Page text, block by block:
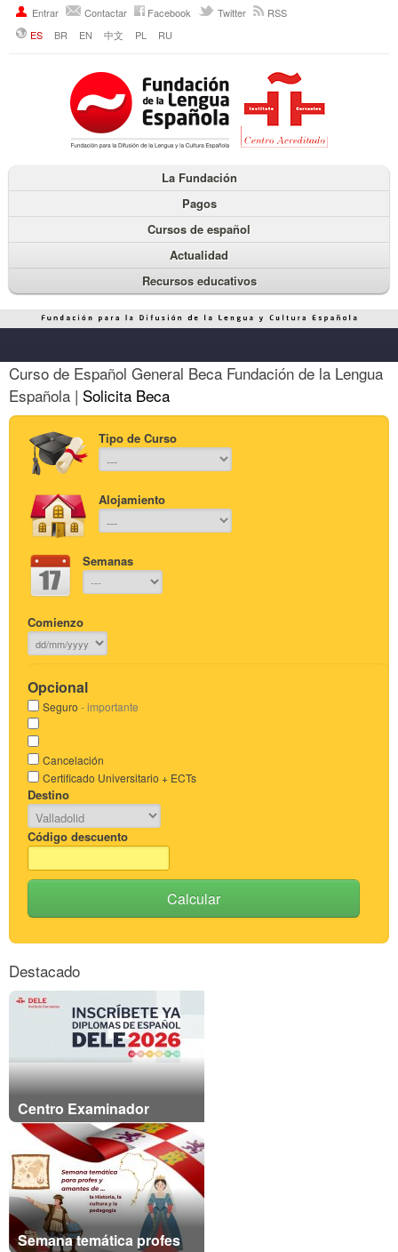
Entrar Contactar Facebook Twitter
RSS
ES
BR EN 中文 PL RU
La Fundación
Pagos
Cursos de español
Actualidad
Recursos educativos
Curso de Español General Beca Fundación de la Lengua
Española | Solicita Beca
Tipo de Curso
Alojamiento
Semanas
Comienzo
Opcional
Seguro - importante
Cancelación
Certificado Universitario + ECTs
Destino
Código descuento
Calcular
Destacado
Centro Examinador
Semana temática profes